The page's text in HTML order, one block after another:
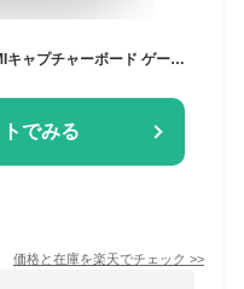
でみる
価格と在庫を楽天でチェック >>